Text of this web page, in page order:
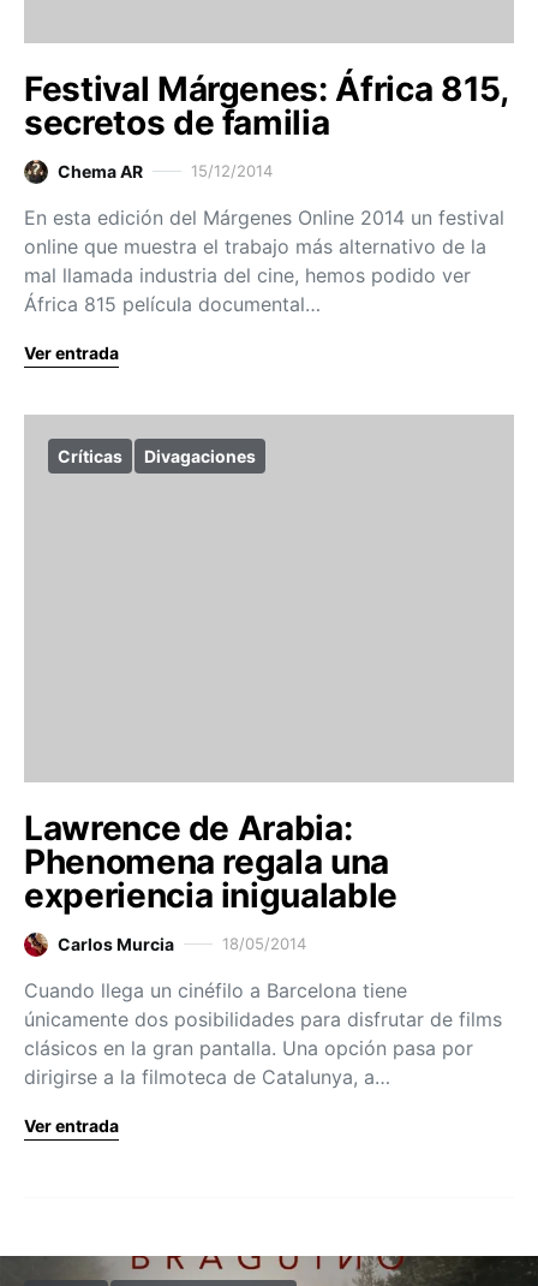
Festival Márgenes: África 815,
secretos de familia
Chema AR 15/12/2014
En esta edición del Márgenes Online 2014 un festival
online que muestra el trabajo más alternativo de la
mal llamada industria del cine, hemos podido ver
África 815 película documental…
Ver entrada
Críticas Divagaciones
Lawrence de Arabia:
Phenomena regala una
experiencia inigualable
Carlos Murcia 18/05/2014
Cuando llega un cinéfilo a Barcelona tiene
únicamente dos posibilidades para disfrutar de films
clásicos en la gran pantalla. Una opción pasa por
dirigirse a la filmoteca de Catalunya, a…
Ver entrada